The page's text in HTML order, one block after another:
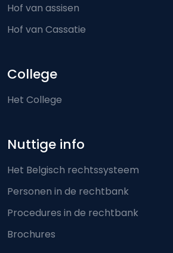
Hof van assisen
Hof van Cassatie
College
Het College
Nuttige info
Het Belgisch rechtssysteem
Personen in de rechtbank
Procedures in de rechtbank
Brochures